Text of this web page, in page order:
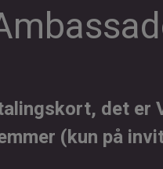
det er
(kun på